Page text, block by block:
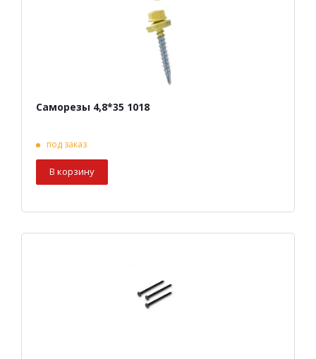
Саморезы 4,8*35 1018
под заказ
В корзину